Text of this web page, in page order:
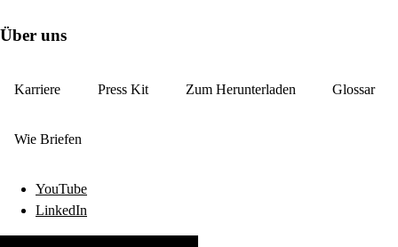
Über uns
Karriere Press Kit Zum Herunterladen Glossar
Wie Briefen
YouTube
LinkedIn